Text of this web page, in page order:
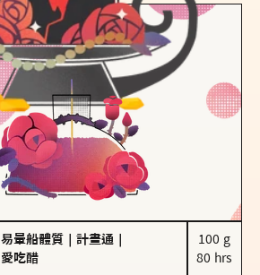
易暈船體質 計畫通
愛吃醋
100 g
80 hrs